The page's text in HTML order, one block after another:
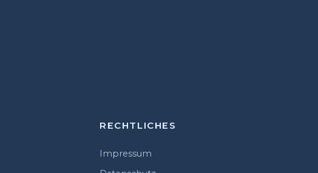
RECHTLICHES
Impressum